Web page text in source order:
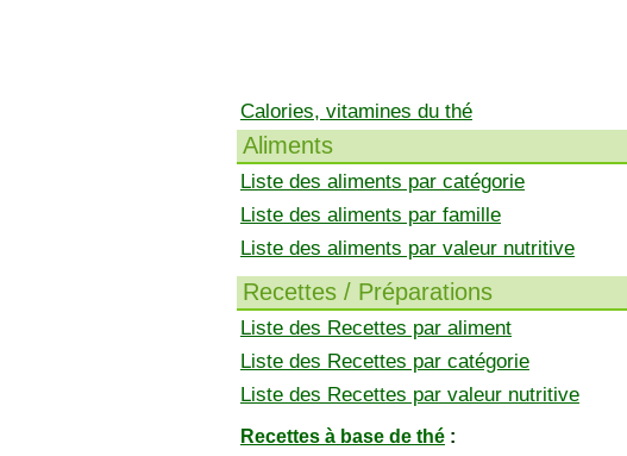
Calories, vitamines du thé
Aliments
Liste des aliments par catégorie
Liste des aliments par famille
Liste des aliments par valeur nutritive
Recettes / Préparations
Liste des Recettes par aliment
Liste des Recettes par catégorie
Liste des Recettes par valeur nutritive
Recettes à base de thé :